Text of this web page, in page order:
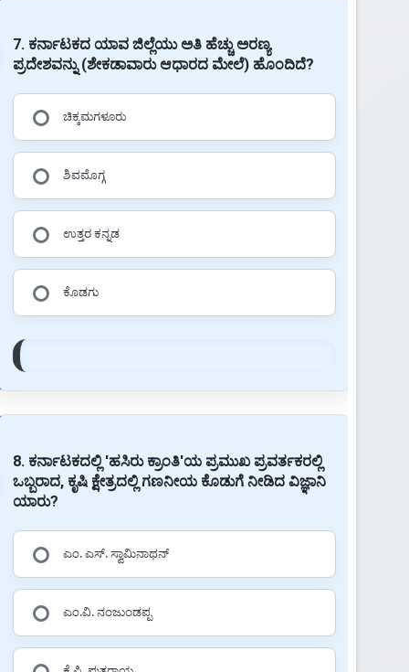
7. ಕರ್ನಾಟಕದ ಯಾವ ಜಿಲ್ಲೆಯು ಅತಿ ಹೆಚ್ಚು ಅರಣ್ಯ
ಪ್ರದೇಶವನ್ನು (ಶೇಕಡಾವಾರು ಆಧಾರದ ಮೇಲೆ) ಹೊಂದಿದೆ?
ಚಿಕ್ಕಮಗಳೂರು
ಶಿವಮೊಗ್ಗ
ಉತ್ತರ ಕನ್ನಡ
ಕೊಡಗು
8. ಕರ್ನಾಟಕದಲ್ಲಿ 'ಹಸಿರು ಕ್ರಾಂತಿ'ಯ ಪ್ರಮುಖ ಪ್ರವರ್ತಕರಲ್ಲಿ
ಒಬ್ಬರಾದ, ಕೃಷಿ ಕ್ಷೇತ್ರದಲ್ಲಿ ಗಣನೀಯ ಕೊಡುಗೆ ನೀಡಿದ ವಿಜ್ಞಾನಿ
ಯಾರು?
ಎಂ. ಎಸ್. ಸ್ವಾಮಿನಾಥನ್
ಎಂ.ವಿ. ನಂಜುಂಡಪ್ಪ